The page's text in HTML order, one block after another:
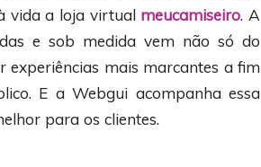
vida a loja virtual meucamiseiro. A
e sob medida vem não só do
experiências mais marcantes a fim
E a Webgui acompanha essa
para os clientes.